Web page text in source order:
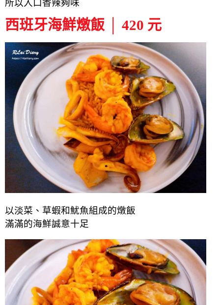
所以入口香辣夠味
西班牙海鮮燉飯 │ 420 元
以淡菜、草蝦和魷魚組成的燉飯
滿滿的海鮮誠意十足